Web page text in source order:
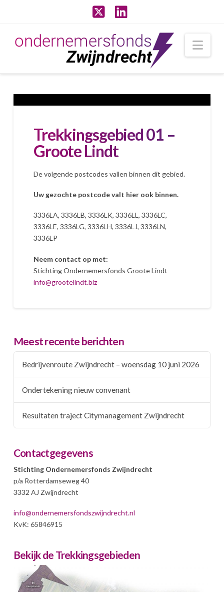
Trekkingsgebied 01 –
Groote Lindt
De volgende postcodes vallen binnen dit gebied.
Uw gezochte postcode valt hier ook binnen.
3336LA, 3336LB, 3336LK, 3336LL, 3336LC,
3336LE, 3336LG, 3336LH, 3336LJ, 3336LN,
3336LP
Neem contact op met:
Stichting Ondernemersfonds Groote Lindt
info@grootelindt.biz
Meest recente berichten
Bedrijvenroute Zwijndrecht – woensdag 10 juni 2026
Ondertekening nieuw convenant
Resultaten traject Citymanagement Zwijndrecht
Contactgegevens
Stichting Ondernemersfonds Zwijndrecht
p/a Rotterdamseweg 40
3332 AJ Zwijndrecht
info@ondernemersfondszwijndrecht.nl
KvK: 65846915
Bekijk de Trekkingsgebieden